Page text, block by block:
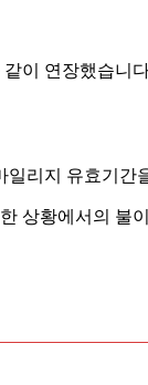
이 연장했습니
리지 유효기
상황에서의 불